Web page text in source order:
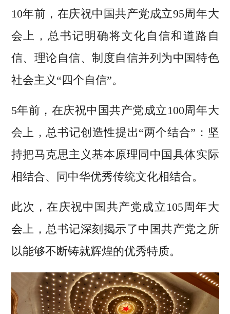
10年前，在庆祝中国共产党成立95周年大
会上，总书记明确将文化自信和道路自
信、理论自信、制度自信并列为中国特色
社会主义“四个自信”。
5年前，在庆祝中国共产党成立100周年大
会上，总书记创造性提出“两个结合”：坚
持把马克思主义基本原理同中国具体实际
相结合、同中华优秀传统文化相结合。
此次，在庆祝中国共产党成立105周年大
会上，总书记深刻揭示了中国共产党之所
以能够不断铸就辉煌的优秀特质。